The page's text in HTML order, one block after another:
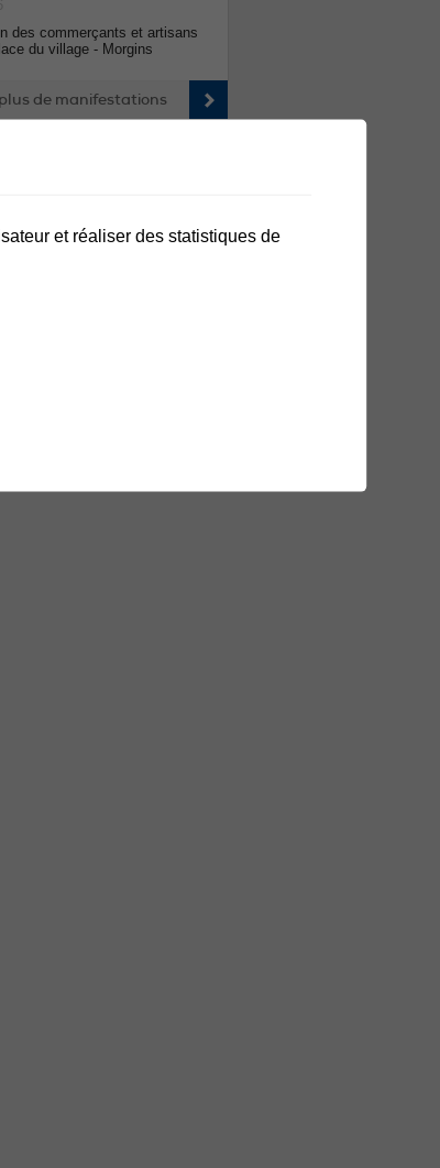
des commerçants et artisans
du village - Morgins
plus de manifestations
et réaliser des statistiques de